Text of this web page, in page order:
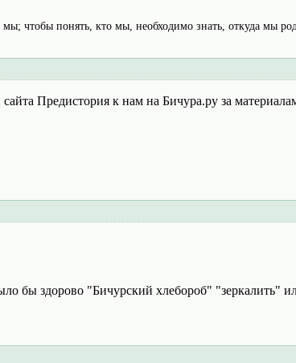
чтобы понять, кто мы, необходимо знать, откуда мы
Предистория к нам на Бичура.ру за
бы здорово "Бичурский хлебороб" "зеркалить"